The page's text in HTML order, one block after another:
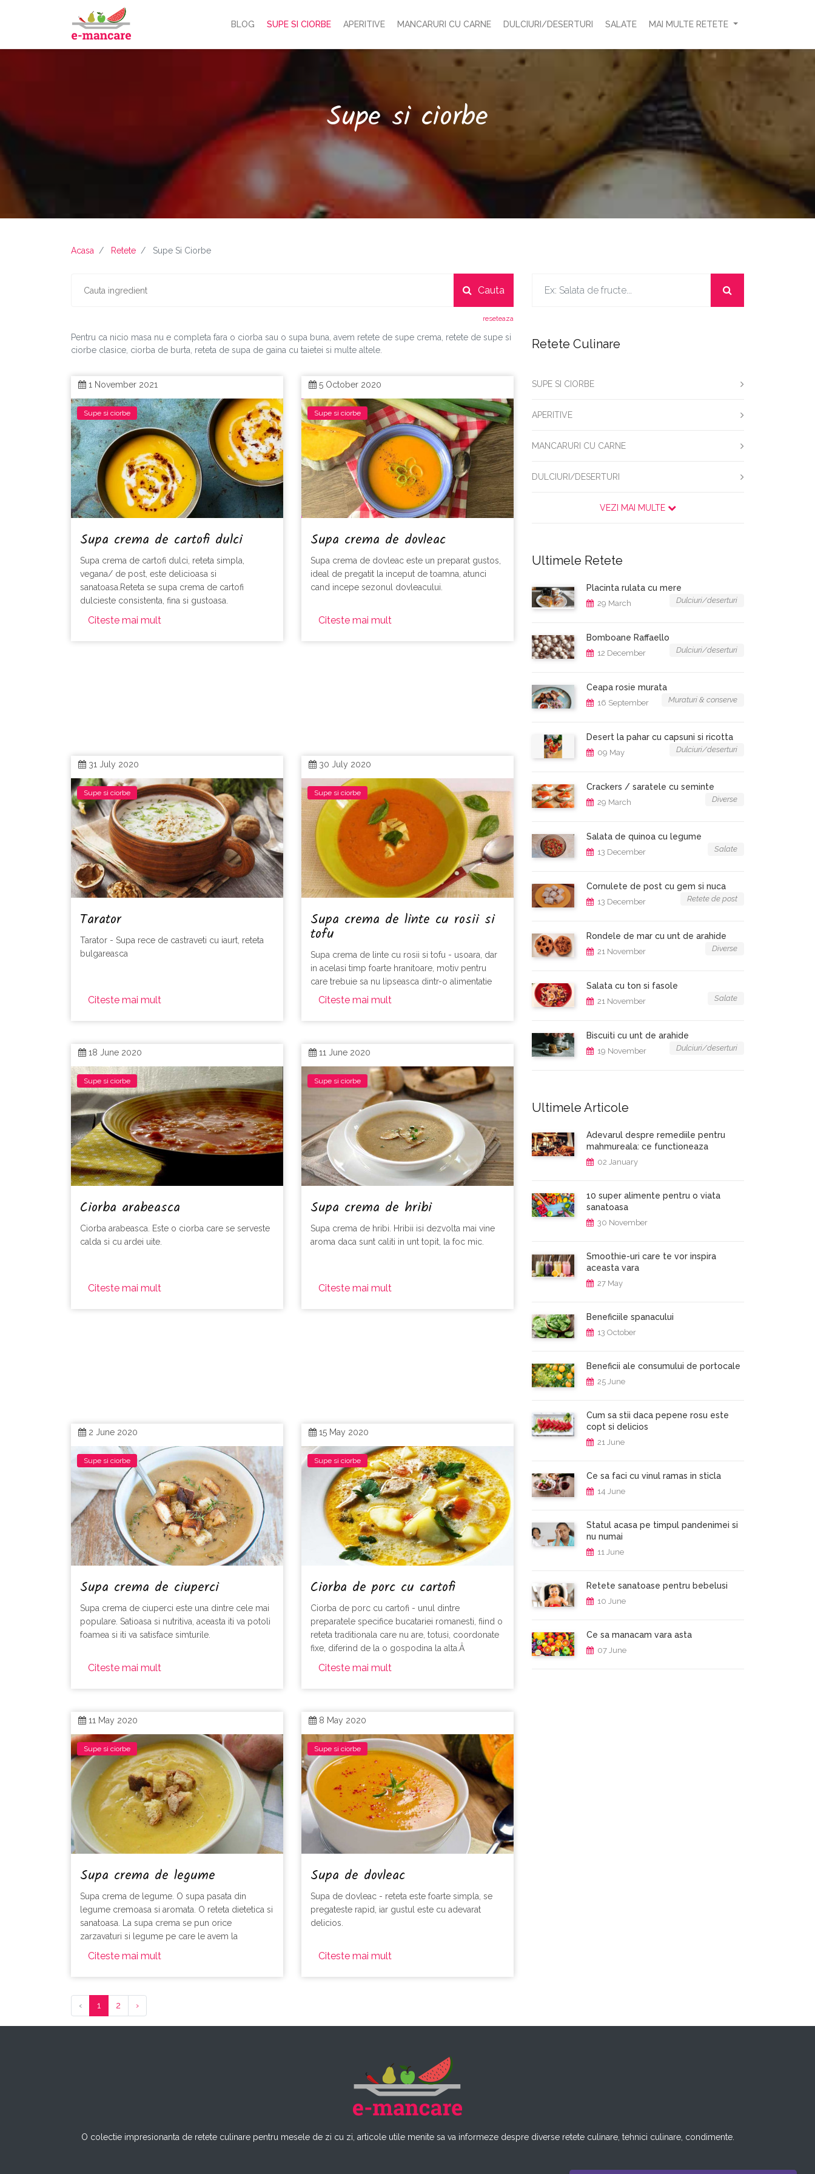
BLOG SUPE SI CIORBE APERITIVE MANCARURI CU CARNE DULCIURI/DESERTURI SALATE MAI MULTE RETETE
Supe si ciorbe
Acasa Retete Supe Si Ciorbe
Cauta
reseteaza
Pentru ca nicio masa nu e completa fara o ciorba sau o supa buna, avem retete de supe crema, retete de supe si
ciorbe clasice, ciorba de burta, reteta de supa de gaina cu taietei si multe altele.
1 November 2021
Supe si ciorbe
Supa crema de cartofi dulci
Supa crema de cartofi dulci, reteta simpla,
vegana/ de post, este delicioasa si
sanatoasa.Reteta se supa crema de cartofi
dulcieste consistenta, fina si gustoasa.
Citeste mai mult
5 October 2020
Supe si ciorbe
Supa crema de dovleac
Supa crema de dovleac este un preparat gustos,
ideal de pregatit la inceput de toamna, atunci
cand incepe sezonul dovleacului.
Citeste mai mult
31 July 2020
Supe si ciorbe
Tarator
Tarator - Supa rece de castraveti cu iaurt, reteta
bulgareasca
Citeste mai mult
30 July 2020
Supe si ciorbe
Supa crema de linte cu rosii si
tofu
Supa crema de linte cu rosii si tofu - usoara, dar
in acelasi timp foarte hranitoare, motiv pentru
care trebuie sa nu lipseasca dintr-o alimentatie
echilibrata
Citeste mai mult
18 June 2020
Supe si ciorbe
Ciorba arabeasca
Ciorba arabeasca. Este o ciorba care se serveste
calda si cu ardei uite.
Citeste mai mult
11 June 2020
Supe si ciorbe
Supa crema de hribi
Supa crema de hribi. Hribii isi dezvolta mai vine
aroma daca sunt caliti in unt topit, la foc mic.
Citeste mai mult
2 June 2020
Supe si ciorbe
Supa crema de ciuperci
Supa crema de ciuperci este una dintre cele mai
populare. Satioasa si nutritiva, aceasta iti va potoli
foamea si iti va satisface simturile.
Citeste mai mult
15 May 2020
Supe si ciorbe
Ciorba de porc cu cartofi
Ciorba de porc cu cartofi - unul dintre
preparatele specifice bucatariei romanesti, fiind o
reteta traditionala care nu are, totusi, coordonate
fixe, diferind de la o gospodina la alta.Â
Citeste mai mult
11 May 2020
Supe si ciorbe
Supa crema de legume
Supa crema de legume. O supa pasata din
legume cremoasa si aromata. O reteta dietetica si
sanatoasa. La supa crema se pun orice
zarzavaturi si legume pe care le avem la
Citeste mai mult
8 May 2020
Supe si ciorbe
Supa de dovleac
Supa de dovleac - reteta este foarte simpla, se
pregateste rapid, iar gustul este cu adevarat
delicios.
Citeste mai mult
‹ 1 2 ›
Retete Culinare
SUPE SI CIORBE
APERITIVE
MANCARURI CU CARNE
DULCIURI/DESERTURI
VEZI MAI MULTE
Ultimele Retete
Placinta rulata cu mere
29 March Dulciuri/deserturi
Bomboane Raffaello
12 December Dulciuri/deserturi
Ceapa rosie murata
16 September Muraturi & conserve
Desert la pahar cu capsuni si ricotta
09 May Dulciuri/deserturi
Crackers / saratele cu seminte
29 March Diverse
Salata de quinoa cu legume
13 December Salate
Cornulete de post cu gem si nuca
13 December Retete de post
Rondele de mar cu unt de arahide
21 November Diverse
Salata cu ton si fasole
21 November Salate
Biscuiti cu unt de arahide
19 November Dulciuri/deserturi
Ultimele Articole
Adevarul despre remediile pentru
mahmureala: ce functioneaza
02 January
10 super alimente pentru o viata
sanatoasa
30 November
Smoothie-uri care te vor inspira
aceasta vara
27 May
Beneficiile spanacului
13 October
Beneficii ale consumului de portocale
25 June
Cum sa stii daca pepene rosu este
copt si delicios
21 June
Ce sa faci cu vinul ramas in sticla
14 June
Statul acasa pe timpul pandenimei si
nu numai
11 June
Retete sanatoase pentru bebelusi
10 June
Ce sa manacam vara asta
07 June
O colectie impresionanta de retete culinare pentru mesele de zi cu zi, articole utile menite sa va informeze despre diverse retete culinare, tehnici culinare, condimente.